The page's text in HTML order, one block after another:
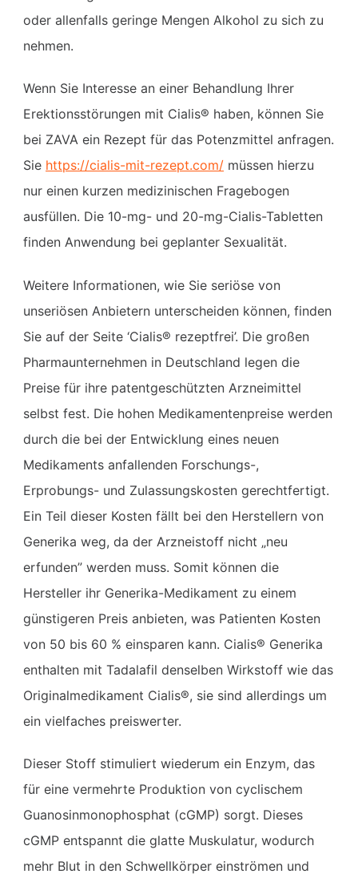
oder allenfalls geringe Mengen Alkohol zu sich zu
nehmen.
Wenn Sie Interesse an einer Behandlung Ihrer
Erektionsstörungen mit Cialis® haben, können Sie
bei ZAVA ein Rezept für das Potenzmittel anfragen.
Sie https://cialis-mit-rezept.com/ müssen hierzu
nur einen kurzen medizinischen Fragebogen
ausfüllen. Die 10-mg- und 20-mg-Cialis-Tabletten
finden Anwendung bei geplanter Sexualität.
Weitere Informationen, wie Sie seriöse von
unseriösen Anbietern unterscheiden können, finden
Sie auf der Seite ‘Cialis® rezeptfrei’. Die großen
Pharmaunternehmen in Deutschland legen die
Preise für ihre patentgeschützten Arzneimittel
selbst fest. Die hohen Medikamentenpreise werden
durch die bei der Entwicklung eines neuen
Medikaments anfallenden Forschungs-,
Erprobungs- und Zulassungskosten gerechtfertigt.
Ein Teil dieser Kosten fällt bei den Herstellern von
Generika weg, da der Arzneistoff nicht „neu
erfunden” werden muss. Somit können die
Hersteller ihr Generika-Medikament zu einem
günstigeren Preis anbieten, was Patienten Kosten
von 50 bis 60 % einsparen kann. Cialis® Generika
enthalten mit Tadalafil denselben Wirkstoff wie das
Originalmedikament Cialis®, sie sind allerdings um
ein vielfaches preiswerter.
Dieser Stoff stimuliert wiederum ein Enzym, das
für eine vermehrte Produktion von cyclischem
Guanosinmonophosphat (cGMP) sorgt. Dieses
cGMP entspannt die glatte Muskulatur, wodurch
mehr Blut in den Schwellkörper einströmen und